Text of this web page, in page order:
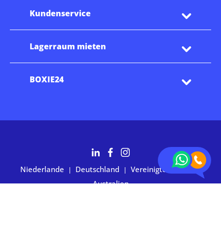
Kundenservice
Lagerraum mieten
BOXIE24
Niederlande | Deutschland | Vereinigte Staaten |
Australien